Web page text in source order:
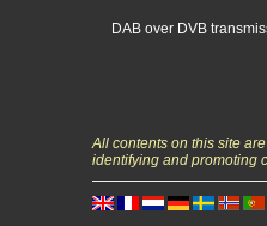
DAB over DVB
All contents on this site
identifying and promoting